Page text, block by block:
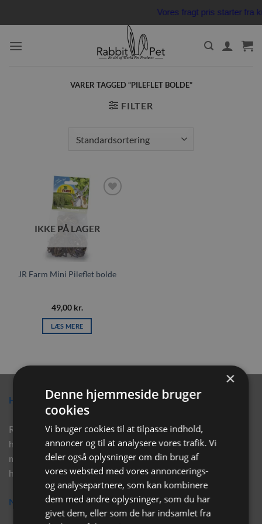
Vores fragt pris starter fra
VARER TAGGED “PILEFLET BOLDE”
FILTER
IKKE PÅ LAGER
JR Farm Mini Pileflet bolde
49,00 kr.
LÆS MERE
Hvorfor vælge Rabbitpet?
Rabbitpet sælger ikke kun kvalitetsprodukter såsom, foder,
hø, aktivering, strøelse mm. til vores kunder. Vi hjælper også
med rådgivning, så tøv ikke med at skrive eller ring til os for
hjælp..
Nyhedsbrev
×
Denne hjemmeside bruger
cookies
Vi bruger cookies til at tilpasse indhold,
annoncer og til at analysere vores trafik. Vi
deler også oplysninger om din brug af
vores websted med vores annoncerings-
og analysepartnere, som kan kombinere
dem med andre oplysninger, som du har
givet dem, eller som de har indsamlet fra